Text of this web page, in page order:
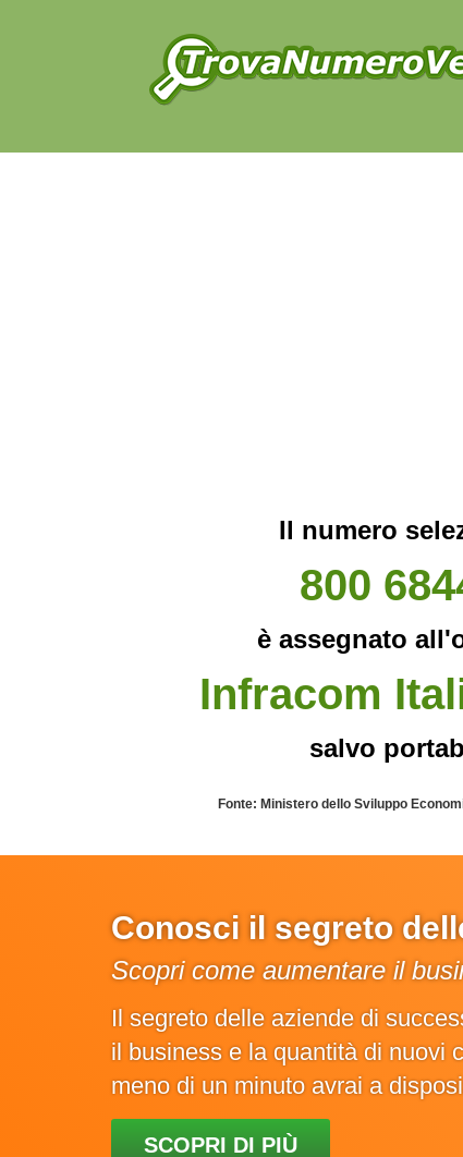
Il numero
800
è assegnato
Infracom
salvo
Fonte: Ministero dello Sviluppo
Conosci il segreto
Scopri come aumentare il
Il segreto delle aziende di
il business e la quantità di nuovi
meno di un minuto avrai a
SCOPRI DI PIÙ